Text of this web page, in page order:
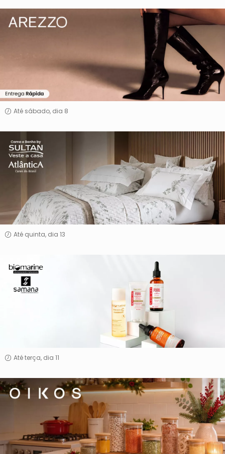
Arezzo
Até sábado, dia 8
Cama
Banho
Sultan
&
Atlântica
Até quinta, dia 13
Biomarine
Samana
Até terça, dia 11
Oikos